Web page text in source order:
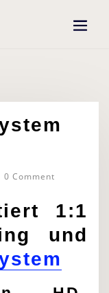
0 Comment
1:1
und